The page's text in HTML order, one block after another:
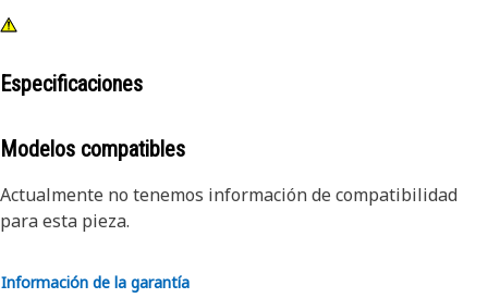
Especificaciones
Modelos compatibles
Actualmente no tenemos información de compatibilidad
para esta pieza.
Información de la garantía